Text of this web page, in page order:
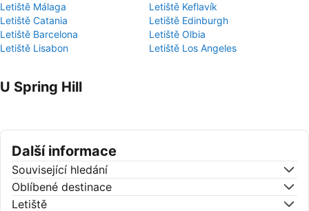
Letiště Málaga
Letiště Keflavík
Letiště Catania
Letiště Edinburgh
Letiště Barcelona
Letiště Olbia
Letiště Lisabon
Letiště Los Angeles
U Spring Hill
Další informace
Související hledání
Oblíbené destinace
Letiště